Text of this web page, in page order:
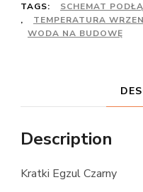
TAGS:
SCHEMAT
,
TEMPERATURA
WODA NA BUDOWĘ
Description
Kratki Egzul Czarny